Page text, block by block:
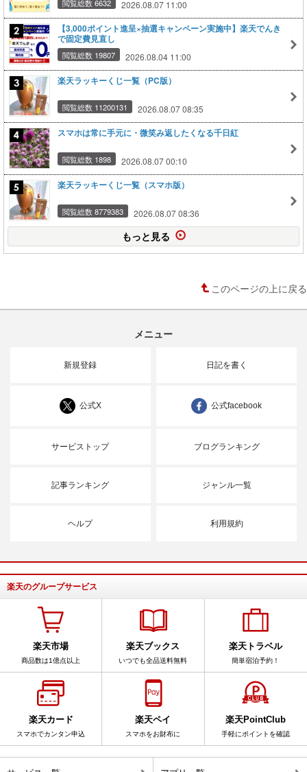
閲覧総数 6632 2026.08.07 11:00
【3,000ポイント進呈×抽選キャンペーン実施中】楽天でんき
で固定費見直し
閲覧総数 19807 2026.08.04 11:00
楽天ラッキーくじ一覧（PC版）
閲覧総数 11200131 2026.08.07 08:35
スマホは常に手元に・微笑み返したくなる千日紅
閲覧総数 1898 2026.08.07 00:10
楽天ラッキーくじ一覧（スマホ版）
閲覧総数 8779383 2026.08.07 08:36
もっと見る
このページの上に戻る
メニュー
新規登録 日記を書く
公式X 公式facebook
サービストップ ブログランキング
記事ランキング ジャンル一覧
ヘルプ 利用規約
楽天のグループサービス
楽天市場
商品数は1億点以上
楽天ブックス
いつでも全品送料無料
楽天トラベル
簡単宿泊予約！
楽天カード
スマホでカンタン申込
楽天ペイ
スマホをお財布に
楽天PointClub
手軽にポイントを確認